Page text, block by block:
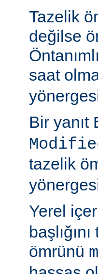
Tazelik
değilse
saat
Bir yanıt
tazelik
Yerel
ömrünü